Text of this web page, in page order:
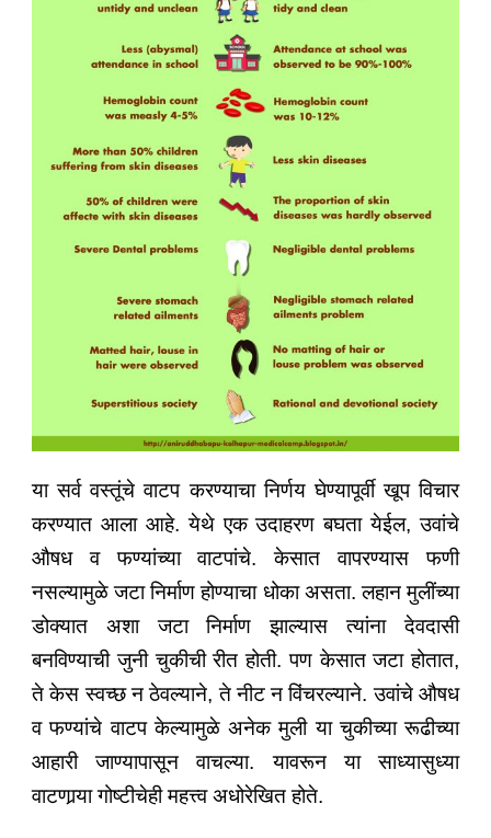
या सर्व वस्तूंचे वाटप करण्याचा निर्णय घेण्यापूर्वी खूप विचार
करण्यात आला आहे. येथे एक उदाहरण बघता येईल, उवांचे
औषध व फण्यांच्या वाटपांचे. केसात वापरण्यास फणी
नसल्यामुळे जटा निर्माण होण्याचा धोका असता. लहान मुलींच्या
डोक्यात अशा जटा निर्माण झाल्यास त्यांना देवदासी
बनविण्याची जुनी चुकीची रीत होती. पण केसात जटा होतात,
ते केस स्वच्छ न ठेवल्याने, ते नीट न विंचरल्याने. उवांचे औषध
व फण्यांचे वाटप केल्यामुळे अनेक मुली या चुकीच्या रूढीच्या
आहारी जाण्यापासून वाचल्या. यावरून या साध्यासुध्या
वाटणार्‍या गोष्टीचेही महत्त्व अधोरेखित होते.